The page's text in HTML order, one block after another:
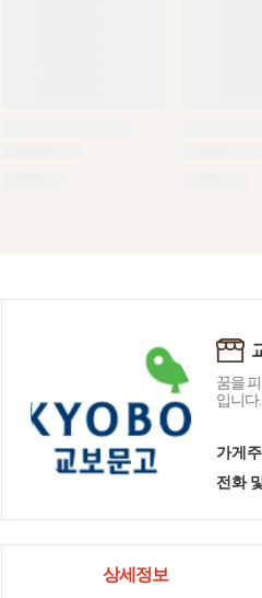
꿈을
입니다.
가게
전화
상세정보